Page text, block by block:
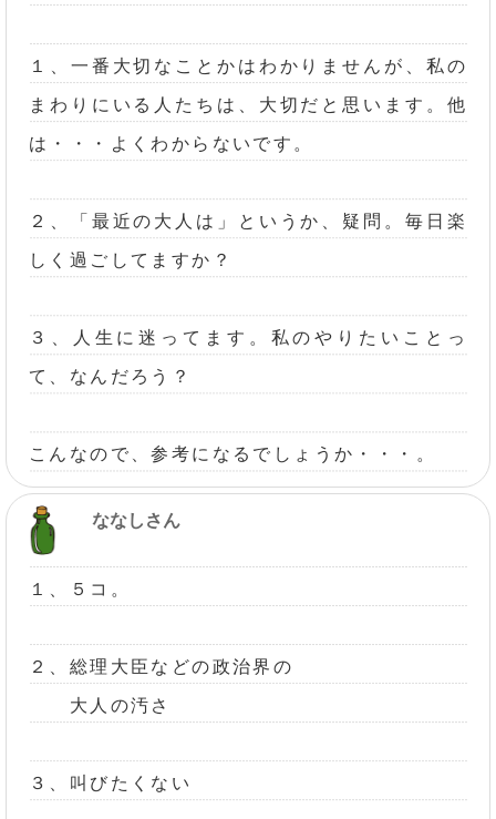
１、一番大切なことかはわかりませんが、私の
まわりにいる人たちは、大切だと思います。他
は・・・よくわからないです。
２、「最近の大人は」というか、疑問。毎日楽
しく過ごしてますか？
３、人生に迷ってます。私のやりたいことっ
て、なんだろう？
こんなので、参考になるでしょうか・・・。
ななしさん
１、５コ。
２、総理大臣などの政治界の
大人の汚さ
３、叫びたくない